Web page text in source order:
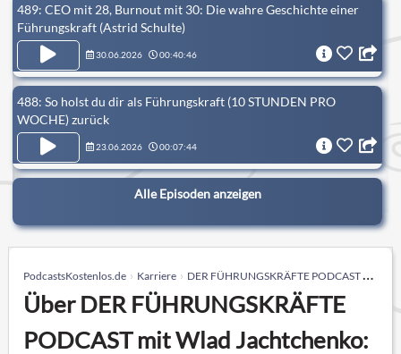
489: CEO mit 28, Burnout mit 30: Die wahre Geschichte einer
Führungskraft (Astrid Schulte)
30.06.2026 00:40:46
488: So holst du dir als Führungskraft (10 STUNDEN PRO
WOCHE) zurück
23.06.2026 00:07:44
Alle Episoden anzeigen
PodcastsKostenlos.de Karriere DER FÜHRUNGSKRÄFTE PODCAST mit Wlad Jachtchenko: charismatischer, sympathischer und effektiver führen & Menschen überzeug
Über DER FÜHRUNGSKRÄFTE
PODCAST mit Wlad Jachtchenko: